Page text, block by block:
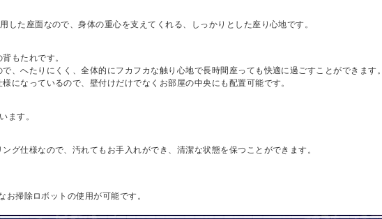
した座面なので、身体の重心を支えてくれる、しっかりとした座り心地です。
もたれです。
、へたりにくく、全体的にフカフカな触り心地で長時間座っても快適に過ごすことができます。
になっているので、壁付けだけでなくお部屋の中央にも配置可能です。
ます。
グ仕様なので、汚れてもお手入れができ、清潔な状態を保つことができます。
掃除ロボットの使用が可能です。